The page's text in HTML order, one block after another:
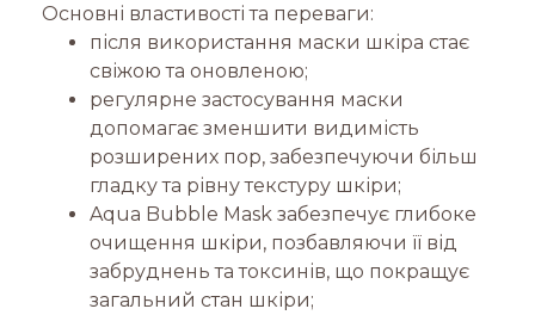
Основні властивості та переваги:
після використання маски шкіра стає
свіжою та оновленою;
регулярне застосування маски
допомагає зменшити видимість
розширених пор, забезпечуючи більш
гладку та рівну текстуру шкіри;
Aqua Bubble Mask забезпечує глибоке
очищення шкіри, позбавляючи її від
забруднень та токсинів, що покращує
загальний стан шкіри;